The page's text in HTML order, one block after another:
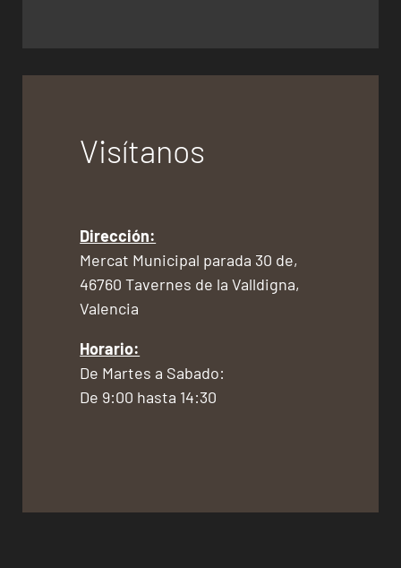
Visítanos
Dirección:
Mercat Municipal parada 30 de,
46760 Tavernes de la Valldigna,
Valencia
Horario:
De Martes a Sabado:
De 9:00 hasta 14:30